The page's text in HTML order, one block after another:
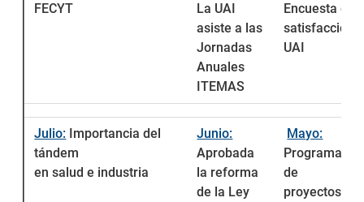
FECYT
La UAI
asiste a las
Jornadas
Anuales
ITEMAS
Encuesta de
satisfacción
UAI
Julio: Importancia del
tándem
en salud e industria
Junio:
Aprobada
la reforma
de la Ley
Mayo:
Programa
de
proyectos